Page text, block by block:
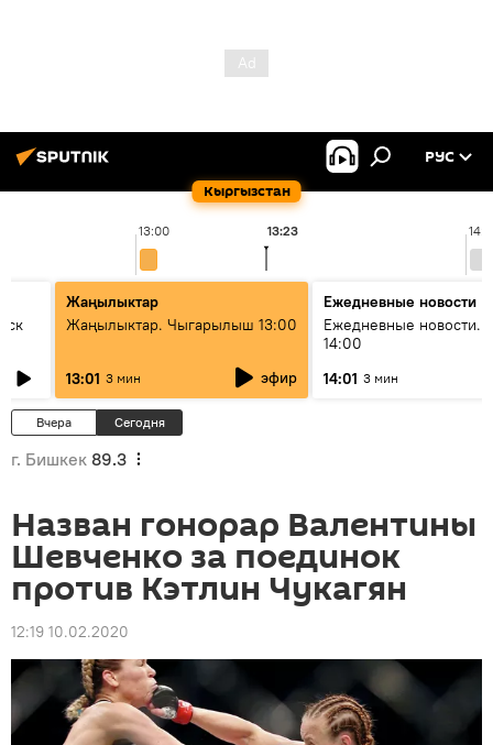
Кыргызстан
РУС
13:00 13:23
Жаңылыктар
Жаңылыктар. Чыгарылыш 13:00
13:01 3 мин эфир
Ежедневные новости
Ежедневные новости.
14:00
14:01 3 мин
Вчера Сегодня
г. Бишкек 89.3
Назван гонорар Валентины
Шевченко за поединок
против Кэтлин Чукагян
12:19 10.02.2020